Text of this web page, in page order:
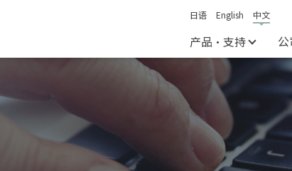
日语 English 中文
产品・支持